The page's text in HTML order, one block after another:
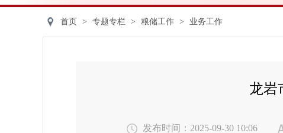
首页 > 专题专栏 > 粮储工作 > 业务工作
龙岩
发布时间：2025-09-30 10:06